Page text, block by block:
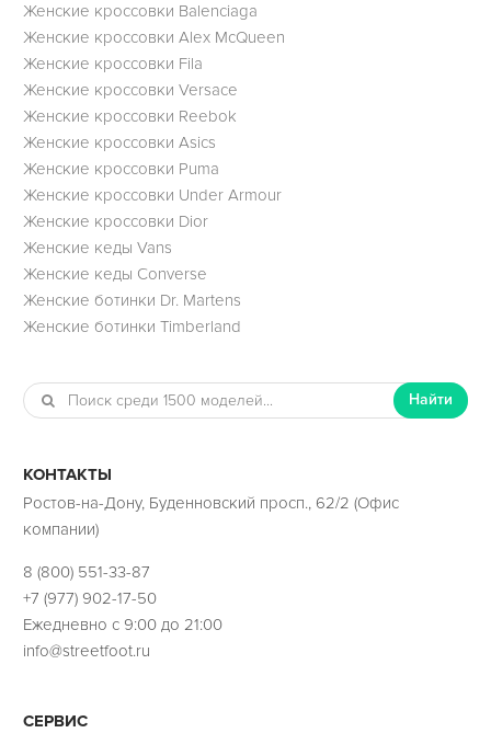
Женские кроссовки Balenciaga
Женские кроссовки Alex McQueen
Женские кроссовки Fila
Женские кроссовки Versace
Женские кроссовки Reebok
Женские кроссовки Asics
Женские кроссовки Puma
Женские кроссовки Under Armour
Женские кроссовки Dior
Женские кеды Vans
Женские кеды Converse
Женские ботинки Dr. Martens
Женские ботинки Timberland
Найти
КОНТАКТЫ
Ростов-на-Дону, Буденновский просп., 62/2 (Офис
компании)
8 (800) 551-33-87
+7 (977) 902-17-50
Ежедневно с 9:00 до 21:00
info@streetfoot.ru
СЕРВИС